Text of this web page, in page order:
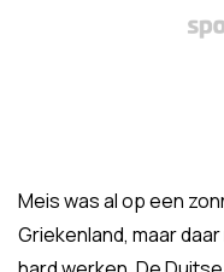
Meis was al op een
Griekenland, maar